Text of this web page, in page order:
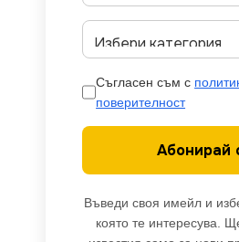
Съгласен съм с
поверителност
Абонирай
Въведи своя имейл и
която те интересува.